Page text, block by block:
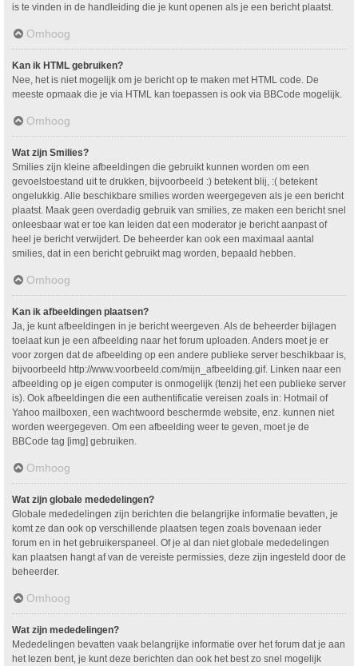
is te vinden in de handleiding die je kunt openen als je een bericht plaatst.
Omhoog
Kan ik HTML gebruiken?
Nee, het is niet mogelijk om je bericht op te maken met HTML code. De
meeste opmaak die je via HTML kan toepassen is ook via BBCode mogelijk.
Omhoog
Wat zijn Smilies?
Smilies zijn kleine afbeeldingen die gebruikt kunnen worden om een
gevoelstoestand uit te drukken, bijvoorbeeld :) betekent blij, :( betekent
ongelukkig. Alle beschikbare smilies worden weergegeven als je een bericht
plaatst. Maak geen overdadig gebruik van smilies, ze maken een bericht snel
onleesbaar wat er toe kan leiden dat een moderator je bericht aanpast of
heel je bericht verwijdert. De beheerder kan ook een maximaal aantal
smilies, dat in een bericht gebruikt mag worden, bepaald hebben.
Omhoog
Kan ik afbeeldingen plaatsen?
Ja, je kunt afbeeldingen in je bericht weergeven. Als de beheerder bijlagen
toelaat kun je een afbeelding naar het forum uploaden. Anders moet je er
voor zorgen dat de afbeelding op een andere publieke server beschikbaar is,
bijvoorbeeld http://www.voorbeeld.com/mijn_afbeelding.gif. Linken naar een
afbeelding op je eigen computer is onmogelijk (tenzij het een publieke server
is). Ook afbeeldingen die een authentificatie vereisen zoals in: Hotmail of
Yahoo mailboxen, een wachtwoord beschermde website, enz. kunnen niet
worden weergegeven. Om een afbeelding weer te geven, moet je de
BBCode tag [img] gebruiken.
Omhoog
Wat zijn globale mededelingen?
Globale mededelingen zijn berichten die belangrijke informatie bevatten, je
komt ze dan ook op verschillende plaatsen tegen zoals bovenaan ieder
forum en in het gebruikerspaneel. Of je al dan niet globale mededelingen
kan plaatsen hangt af van de vereiste permissies, deze zijn ingesteld door de
beheerder.
Omhoog
Wat zijn mededelingen?
Mededelingen bevatten vaak belangrijke informatie over het forum dat je aan
het lezen bent, je kunt deze berichten dan ook het best zo snel mogelijk